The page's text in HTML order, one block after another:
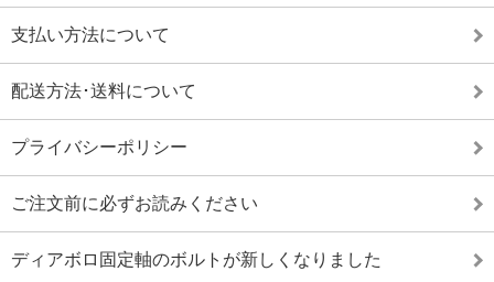
支払い方法について
配送方法･送料について
プライバシーポリシー
ご注文前に必ずお読みください
ディアボロ固定軸のボルトが新しくなりました